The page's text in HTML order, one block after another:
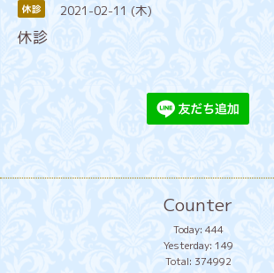
休診 2021-02-11 (木)
休診
Counter
Today: 444
Yesterday: 149
Total: 374992